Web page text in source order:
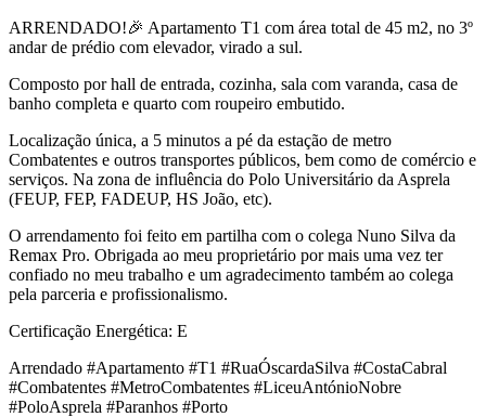
ARRENDADO!🎉 Apartamento T1 com área total de 45 m2, no 3º
andar de prédio com elevador, virado a sul.
Composto por hall de entrada, cozinha, sala com varanda, casa de
banho completa e quarto com roupeiro embutido.
Localização única, a 5 minutos a pé da estação de metro
Combatentes e outros transportes públicos, bem como de comércio e
serviços. Na zona de influência do Polo Universitário da Asprela
(FEUP, FEP, FADEUP, HS João, etc).
O arrendamento foi feito em partilha com o colega Nuno Silva da
Remax Pro. Obrigada ao meu proprietário por mais uma vez ter
confiado no meu trabalho e um agradecimento também ao colega
pela parceria e profissionalismo.
Certificação Energética: E
Arrendado #Apartamento #T1 #RuaÓscardaSilva #CostaCabral
#Combatentes #MetroCombatentes #LiceuAntónioNobre
#PoloAsprela #Paranhos #Porto